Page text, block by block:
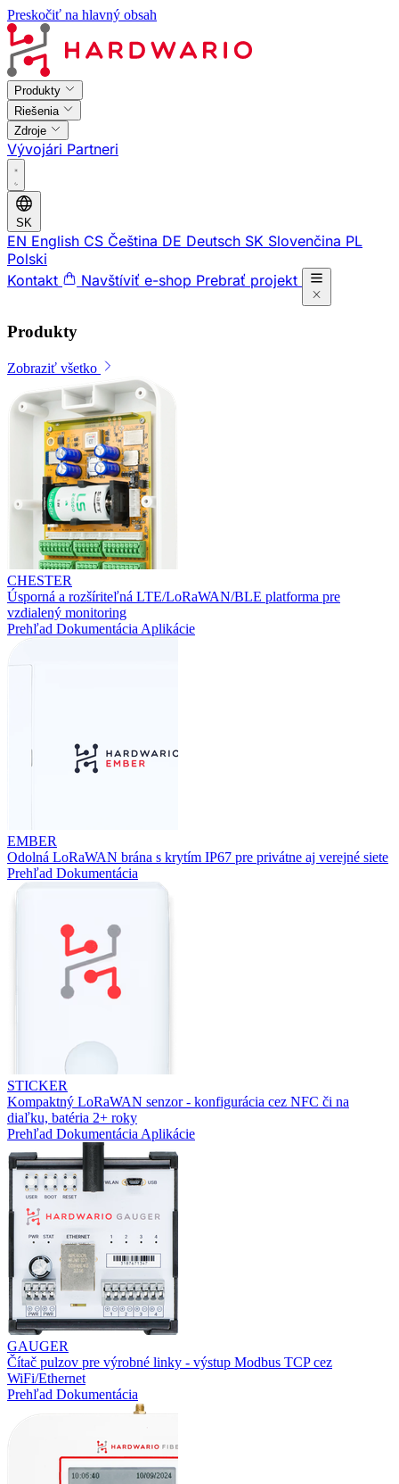
Preskočiť na hlavný obsah
Produkty
Riešenia
Zdroje
Vývojári Partneri
SK
EN English CS Čeština DE Deutsch SK Slovenčina PL
Polski
Kontakt
Navštíviť e-shop Prebrať projekt
Produkty
Zobraziť všetko
CHESTER
Úsporná a rozšíriteľná LTE/LoRaWAN/BLE platforma pre
vzdialený monitoring
Prehľad Dokumentácia Aplikácie
EMBER
Odolná LoRaWAN brána s krytím IP67 pre privátne aj verejné siete
Prehľad Dokumentácia
STICKER
Kompaktný LoRaWAN senzor - konfigurácia cez NFC či na
diaľku, batéria 2+ roky
Prehľad Dokumentácia Aplikácie
GAUGER
Čítač pulzov pre výrobné linky - výstup Modbus TCP cez
WiFi/Ethernet
Prehľad Dokumentácia